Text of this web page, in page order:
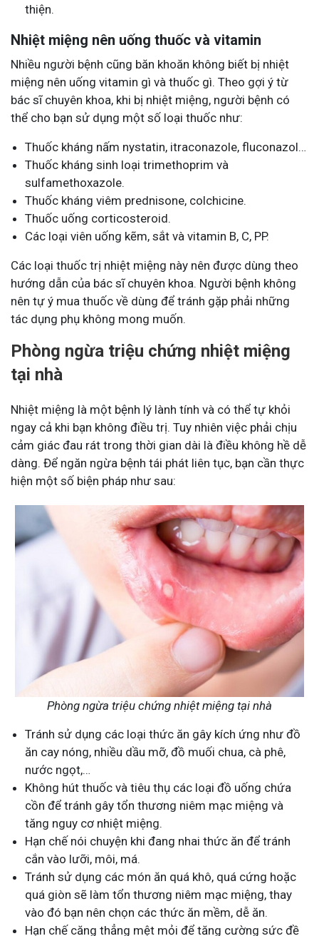
thiện.
Nhiệt miệng nên uống thuốc và vitamin
Nhiều người bệnh cũng băn khoăn không biết bị nhiệt
miệng nên uống vitamin gì và thuốc gì. Theo gợi ý từ
bác sĩ chuyên khoa, khi bị nhiệt miệng, người bệnh có
thể cho bạn sử dụng một số loại thuốc như:
Thuốc kháng nấm nystatin, itraconazole, fluconazol…
Thuốc kháng sinh loại trimethoprim và
sulfamethoxazole.
Thuốc kháng viêm prednisone, colchicine.
Thuốc uống corticosteroid.
Các loại viên uống kẽm, sắt và vitamin B, C, PP.
Các loại thuốc trị nhiệt miệng này nên được dùng theo
hướng dẫn của bác sĩ chuyên khoa. Người bệnh không
nên tự ý mua thuốc về dùng để tránh gặp phải những
tác dụng phụ không mong muốn.
Phòng ngừa triệu chứng nhiệt miệng
tại nhà
Nhiệt miệng là một bệnh lý lành tính và có thể tự khỏi
ngay cả khi bạn không điều trị. Tuy nhiên việc phải chịu
cảm giác đau rát trong thời gian dài là điều không hề dễ
dàng. Để ngăn ngừa bệnh tái phát liên tục, bạn cần thực
hiện một số biện pháp như sau:
Phòng ngừa triệu chứng nhiệt miệng tại nhà
Tránh sử dụng các loại thức ăn gây kích ứng như đồ
ăn cay nóng, nhiều dầu mỡ, đồ muối chua, cà phê,
nước ngọt,…
Không hút thuốc và tiêu thụ các loại đồ uống chứa
cồn để tránh gây tổn thương niêm mạc miệng và
tăng nguy cơ nhiệt miệng.
Hạn chế nói chuyện khi đang nhai thức ăn để tránh
cắn vào lưỡi, môi, má.
Tránh sử dụng các món ăn quá khô, quá cứng hoặc
quá giòn sẽ làm tổn thương niêm mạc miệng, thay
vào đó bạn nên chọn các thức ăn mềm, dễ ăn.
Hạn chế căng thẳng mệt mỏi để tăng cường sức đề